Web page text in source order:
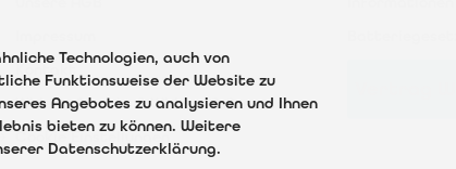
Widerrufsrecht & Widerrufsformular
Cookie Einstellungen
Technologien, auch von
Funktionsweise der Website zu
Angebotes zu analysieren und Ihnen
bieten zu können. Weitere
Datenschutzerklärung.